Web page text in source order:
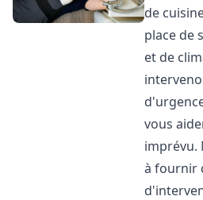
de
place de
et de
vous
imprévu.
à fournir